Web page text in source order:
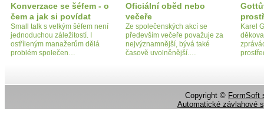
Konverzace se šéfem - o
čem a jak si povídat
Small talk s velkým šéfem není
jednoduchou záležitostí. I
ostříleným manažerům dělá
problém společen…
Oficiální oběd nebo
večeře
Ze společenských akcí se
především večeře považuje za
nejvýznamnější, bývá také
časově uvolněnější.…
Karel
Copyright © FormSoft
Automatické závlahové